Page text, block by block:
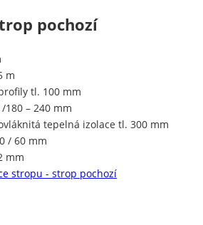
pochozí
m
tl. 100 mm
180 – 240 mm
tepelná izolace tl. 300 mm
/ 60 mm
mm